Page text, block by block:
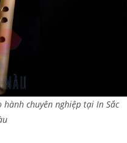
chuyên nghiệp tại In Sắc